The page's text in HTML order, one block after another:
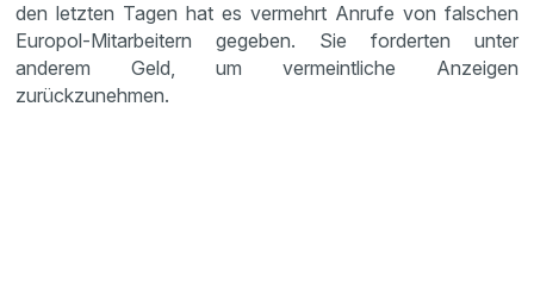
den letzten Tagen hat es vermehrt Anrufe von falschen
Europol-Mitarbeitern gegeben. Sie forderten unter
anderem Geld, um vermeintliche Anzeigen
zurückzunehmen.